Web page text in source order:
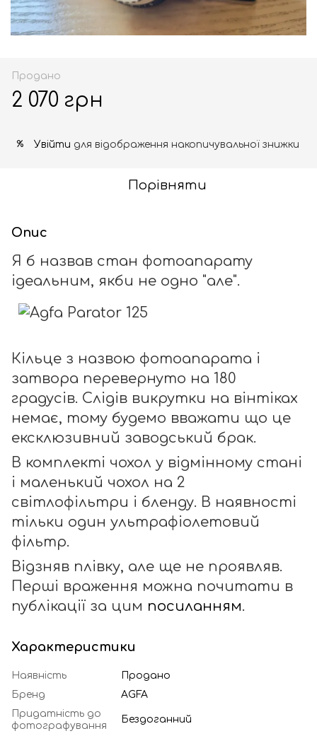
Продано
2 070 грн
% Увійти для відображення накопичувальної знижки
Порівняти
Опис
Я б назвав стан фотоапарату
ідеальним, якби не одно "але".
Кільце з назвою фотоапарата і
затвора перевернуто на 180
градусів. Слідів викрутки на вінтіках
немає, тому будемо вважати що це
ексклюзивний заводський брак.
В комплекті чохол у відмінному стані
і маленький чохол на 2
світлофільтри і бленду. В наявності
тільки один ультрафіолетовий
фільтр.
Відзняв плівку, але ще не проявляв.
Перші враження можна почитати в
публікації за цим посиланням.
Характеристики
Наявність
Продано
Бренд
AGFA
Придатність до
фотографування
Бездоганний